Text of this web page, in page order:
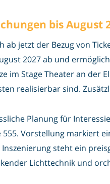
bis August
jetzt der Bezug von
2027 ab und
im Stage Theater an der
realisierbar sind.
Planung für
Vorstellung markiert
steht ein
Lichttechnik und